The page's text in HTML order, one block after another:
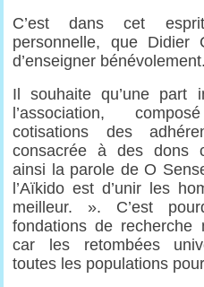
C’est dans cet
personnelle, que
d’enseigner bénévolement.
Il souhaite qu’une part
l’association,
cotisations des
consacrée à des dons
ainsi la parole de O
l’Aïkido est d’unir les
meilleur. ». C’est
fondations de recherche
car les retombées
toutes les populations